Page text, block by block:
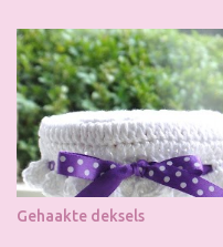
Geniet van het weekend!
Gehaakte deksels